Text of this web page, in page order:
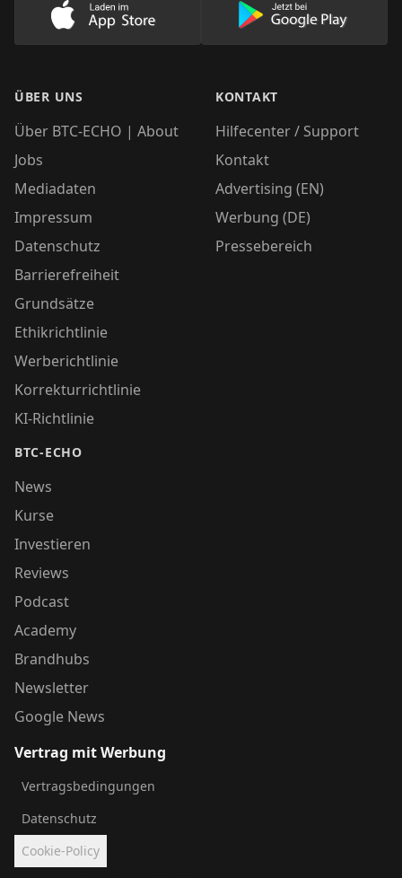
Lade unsere App im AppStore herunter
Lade unsere
ÜBER UNS
Über BTC-ECHO | About
Jobs
Mediadaten
Impressum
Datenschutz
Barrierefreiheit
Grundsätze
Ethikrichtlinie
Werberichtlinie
Korrekturrichtlinie
KI-Richtlinie
BTC-ECHO
News
Kurse
Investieren
Reviews
Podcast
Academy
Brandhubs
Newsletter
Google News
KONTAKT
Hilfecenter / Support
Kontakt
Advertising (EN)
Werbung (DE)
Pressebereich
Vertrag mit Werbung
Vertragsbedingungen
Datenschutz
Cookie-Policy